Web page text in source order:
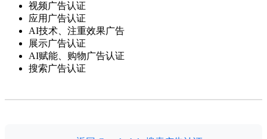
视频广告认证
应用广告认证
AI技术、注重效果广告
展示广告认证
AI赋能、购物广告认证
搜索广告认证